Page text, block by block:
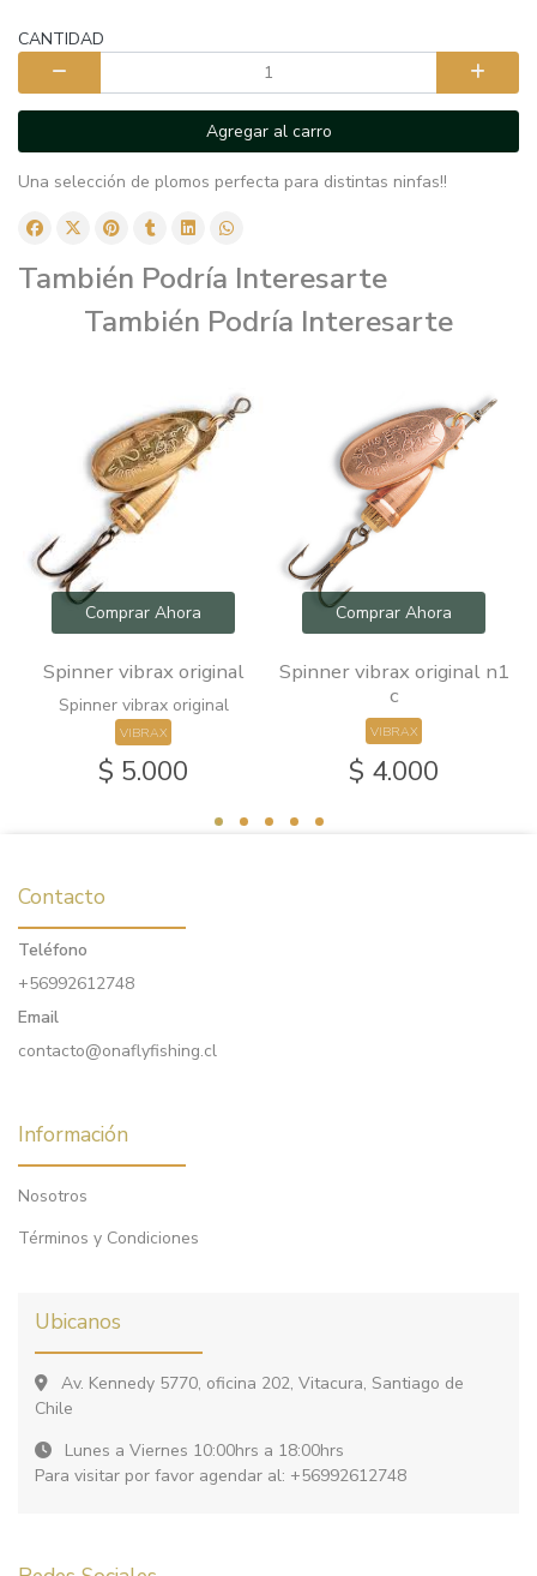
CANTIDAD
Agregar al carro
Una selección de plomos perfecta para distintas ninfas!!
También Podría Interesarte
También Podría Interesarte
Comprar Ahora
Spinner vibrax original
Spinner vibrax original
VIBRAX
$ 5.000
Comprar Ahora
Spinner vibrax original n1
c
VIBRAX
$ 4.000
Contacto
Teléfono
+56992612748
Email
contacto@onaflyfishing.cl
Información
Nosotros
Términos y Condiciones
Ubicanos
Av. Kennedy 5770, oficina 202, Vitacura, Santiago de
Chile
Lunes a Viernes 10:00hrs a 18:00hrs
Para visitar por favor agendar al: +56992612748